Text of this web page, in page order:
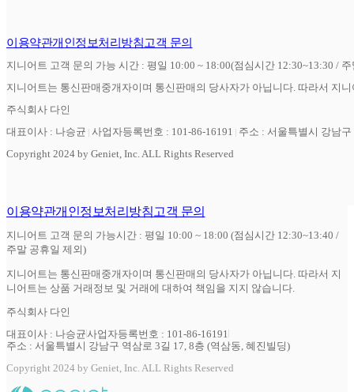
이용약관개인정보처리방침고객 문의
지니어트 고객 문의 가능 시간 : 평일 10:00 ~ 18:00(점심시간 12:30~13:30 /
지니어트는 통신판매중개자이며 통신판매의 당사자가 아닙니다. 따라서 지
주식회사 다인
대표이사 : 나승균 사업자등록번호 : 101-86-16191
주소 : 서울특별시 강남
Copyright 2024 by Geniet, Inc. ALL Rights Reserved
이용약관개인정보처리방침고객 문의
지니어트 고객 문의 가능시간 : 평일 10:00 ~ 18:00 (점심시간 12:30~13:40 /
주말 공휴일 제외)
지니어트는 통신판매중개자이며 통신판매의 당사자가 아닙니다. 따라서 지
니어트는 상품 거래정보 및 거래에 대하여 책임을 지지 않습니다.
주식회사 다인
대표이사 : 나승균사업자등록번호 : 101-86-16191
주소 : 서울특별시 강남구 역삼로 3길 17, 8층 (역삼동, 혜진빌딩)
Copyright 2024 by Geniet, Inc. ALL Rights Reserved